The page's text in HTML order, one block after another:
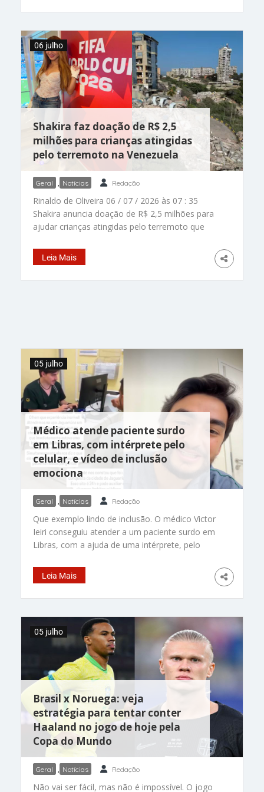
Impressionante, sensacional. 12 dias depois do
sendo um homem, uma mulher e duas crianças
– foram encontradas vivas e resgatadas esta
madrugada! Eles passaram esse tempo todo
presos sob os escombros de um prédio
destruído na região do OPP Caribe, em La
Guaira, a região mais destruída pelos tremores
Shakira faz doação de R$ 2,5
milhões para crianças atingidas
pelo terremoto na Venezuela
06 julho
Geral , Notícias Redação
Rinaldo de Oliveira 06 / 07 / 2026 às 07 : 35
Shakira anuncia doação de R$ 2,5 milhões para
ajudar crianças atingidas pelo terremoto que
Fotos: reprodução/ Instagram/AFP Ela é gigante.
A cantora Shakira anunciou uma doação de R$
2,5 milhões para ajudar crianças afetadas pelo
nunca esquece das crianças”, comentou uma
seguidora. Ajuda para vítimas
Leia Mais
Médico atende paciente surdo
em Libras, com intérprete pelo
celular, e vídeo de inclusão
emociona
05 julho
Geral , Notícias Redação
Que exemplo lindo de inclusão. O médico Victor
Ieiri conseguiu atender a um paciente surdo em
Libras, com a ajuda de uma intérprete, pelo
ultrapassou 1,2 milhão de visualizações nas
redes sociais. E muita gente elogiou a iniciativa
simples, mas extremamente humana. “Equidade
do vídeo. Victor contou que já havia atendido
pacientes surdos antes, mas sempre enfrentava
dificuldades na comunicação. “Falando alto,
gesticulando, tentando adivinhar”, relatou. Até
que ele descobriu uma parceria da prefeitura de
Jaguariúna que ofereceu apoio com intérprete de
Leia Mais
Brasil x Noruega: veja
estratégia para tentar conter
Haaland no jogo de hoje pela
Copa do Mundo
05 julho
Geral , Notícias Redação
Não vai ser fácil, mas não é impossível. O jogo